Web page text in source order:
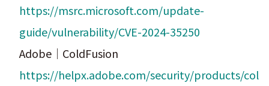
https://msrc.microsoft.com/update-
guide/vulnerability/CVE-2024-35250
Adobe｜ColdFusion
https://helpx.adobe.com/security/products/col